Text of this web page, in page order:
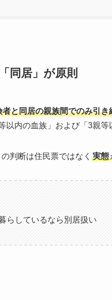
同居」が原則
者と同居の親族間でのみ引き
内の血族」および「3親等
判断は住民票ではなく 実態
らしているなら別居扱い